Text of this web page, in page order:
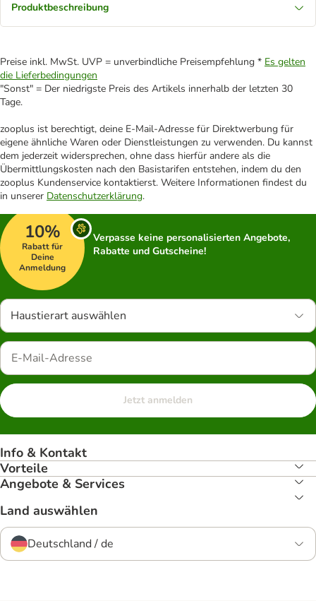
Produktbeschreibung
Preise inkl. MwSt. UVP = unverbindliche Preisempfehlung * Es gelten
die Lieferbedingungen
"Sonst" = Der niedrigste Preis des Artikels innerhalb der letzten 30
Tage.
zooplus ist berechtigt, deine E-Mail-Adresse für Direktwerbung für
eigene ähnliche Waren oder Dienstleistungen zu verwenden. Du kannst
dem jederzeit widersprechen, ohne dass hierfür andere als die
Übermittlungskosten nach den Basistarifen entstehen, indem du den
zooplus Kundenservice kontaktierst. Weitere Informationen findest du
in unserer Datenschutzerklärung.
10%
Rabatt für
Deine
Anmeldung
Verpasse keine personalisierten Angebote,
Rabatte und Gutscheine!
Haustierart auswählen
Jetzt anmelden
Info & Kontakt
Vorteile
Angebote & Services
Land auswählen
Deutschland / de